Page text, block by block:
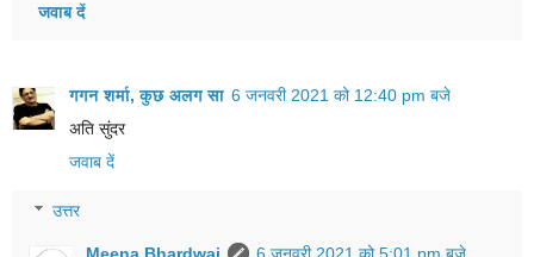
जवाब दें
गगन शर्मा, कुछ अलग सा 6 जनवरी 2021 को 12:40 pm बजे
अति सुंदर
जवाब दें
उत्तर